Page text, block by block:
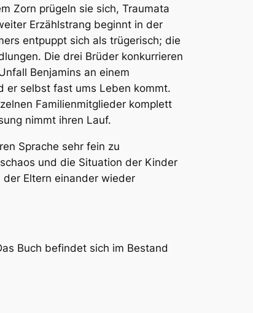
Zorn prügeln sie sich, Traumata
Erzählstrang beginnt in der
entpuppt sich als trügerisch; die
Die drei Brüder konkurrieren
Benjamins an einem
er selbst fast ums Leben kommt.
Familienmitglieder komplett
nimmt ihren Lauf.
Sprache sehr fein zu
und die Situation der Kinder
Eltern einander wieder
Buch befindet sich im Bestand